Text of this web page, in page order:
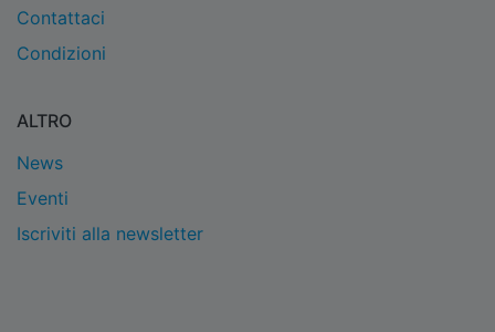
Contattaci
Condizioni
ALTRO
News
Eventi
Iscriviti alla newsletter